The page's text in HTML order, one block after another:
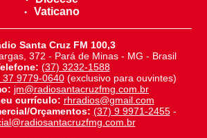
Vaticano
Santa Cruz FM 100,3
372 - Pará de Minas - MG - Brasil
(37) 3232-1588
37 9779-0640(exclusivo para ouvintes)
jm@radiosantacruzfmg.com.br
currículo: rhradios@gmail.com
Orçamentos: (37) 9 9971-2455-